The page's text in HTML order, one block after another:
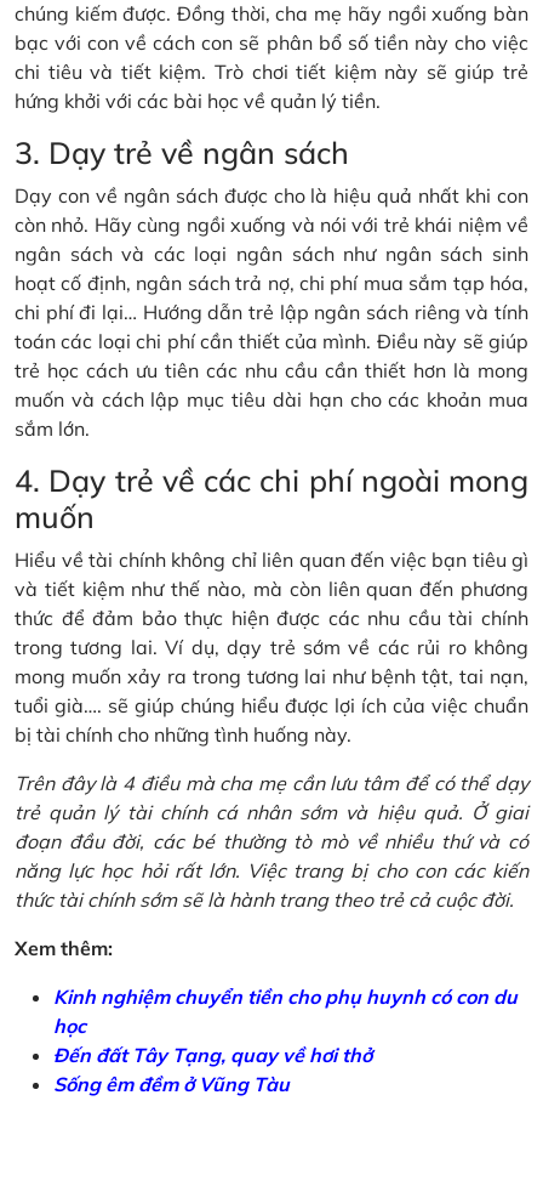
chúng kiếm được. Đồng thời, cha mẹ hãy ngồi xuống bàn
bạc với con về cách con sẽ phân bổ số tiền này cho việc
chi tiêu và tiết kiệm. Trò chơi tiết kiệm này sẽ giúp trẻ
hứng khởi với các bài học về quản lý tiền.
3. Dạy trẻ về ngân sách
Dạy con về ngân sách được cho là hiệu quả nhất khi con
còn nhỏ. Hãy cùng ngồi xuống và nói với trẻ khái niệm về
ngân sách và các loại ngân sách như ngân sách sinh
hoạt cố định, ngân sách trả nợ, chi phí mua sắm tạp hóa,
chi phí đi lại… Hướng dẫn trẻ lập ngân sách riêng và tính
toán các loại chi phí cần thiết của mình. Điều này sẽ giúp
trẻ học cách ưu tiên các nhu cầu cần thiết hơn là mong
muốn và cách lập mục tiêu dài hạn cho các khoản mua
sắm lớn.
4. Dạy trẻ về các chi phí ngoài mong
muốn
Hiểu về tài chính không chỉ liên quan đến việc bạn tiêu gì
và tiết kiệm như thế nào, mà còn liên quan đến phương
thức để đảm bảo thực hiện được các nhu cầu tài chính
trong tương lai. Ví dụ, dạy trẻ sớm về các rủi ro không
mong muốn xảy ra trong tương lai như bệnh tật, tai nạn,
tuổi già…. sẽ giúp chúng hiểu được lợi ích của việc chuẩn
bị tài chính cho những tình huống này.
Trên đây là 4 điều mà cha mẹ cần lưu tâm để có thể dạy
trẻ quản lý tài chính cá nhân sớm và hiệu quả. Ở giai
đoạn đầu đời, các bé thường tò mò về nhiều thứ và có
năng lực học hỏi rất lớn. Việc trang bị cho con các kiến
thức tài chính sớm sẽ là hành trang theo trẻ cả cuộc đời.
Xem thêm:
Kinh nghiệm chuyển tiền cho phụ huynh có con du
học
Đến đất Tây Tạng, quay về hơi thở
Sống êm đềm ở Vũng Tàu